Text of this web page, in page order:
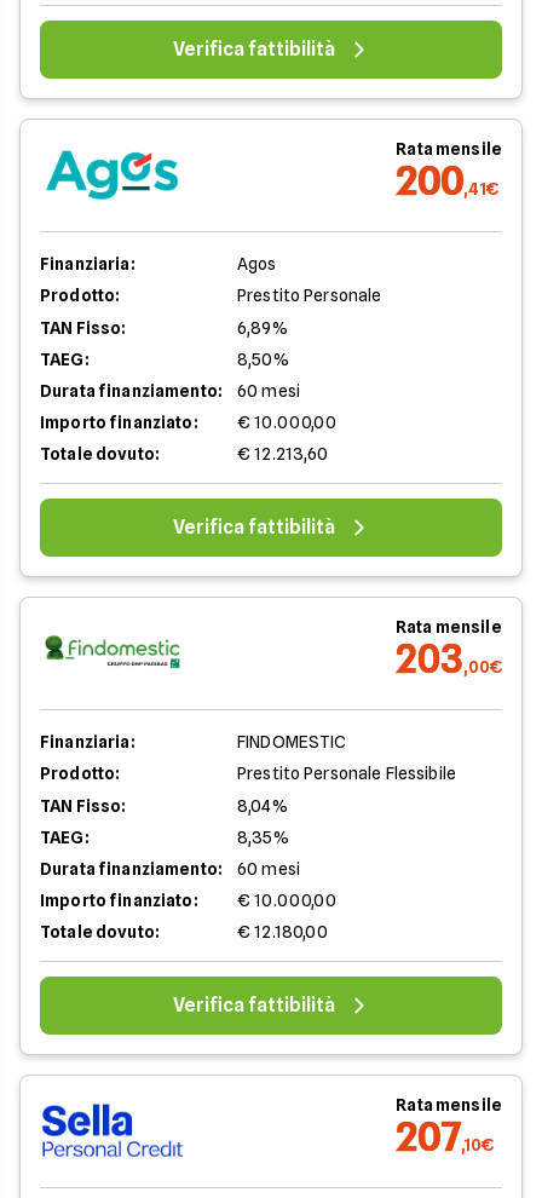
Verifica fattibilità
Rata mensile
200,41€
Finanziaria:
Agos
Prodotto:
Prestito Personale
TAN Fisso:
6,89%
TAEG:
8,50%
Durata finanziamento:
60 mesi
Importo finanziato:
€ 10.000,00
Totale dovuto:
€ 12.213,60
Verifica fattibilità
Rata mensile
203,00€
Finanziaria:
FINDOMESTIC
Prodotto:
Prestito Personale Flessibile
TAN Fisso:
8,04%
TAEG:
8,35%
Durata finanziamento:
60 mesi
Importo finanziato:
€ 10.000,00
Totale dovuto:
€ 12.180,00
Verifica fattibilità
Rata mensile
207,10€